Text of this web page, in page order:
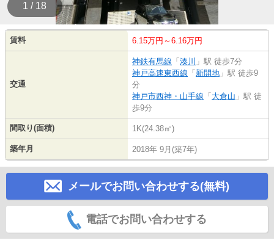
1 / 18
賃料 6.15万円～6.16万円
交通
神鉄有馬線 「 湊川 」駅 徒歩7分
神戸高速東西線 「 新開地 」駅 徒歩9
分
神戸市西神・山手線 「 大倉山 」駅 徒
歩9分
間取り(面積) 1K(24.38㎡)
築年月 2018年 9月(築7年)
メールでお問い合わせする(無料)
電話でお問い合わせする